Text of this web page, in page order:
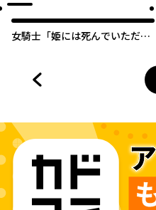
女騎士「姫には死んでいただき